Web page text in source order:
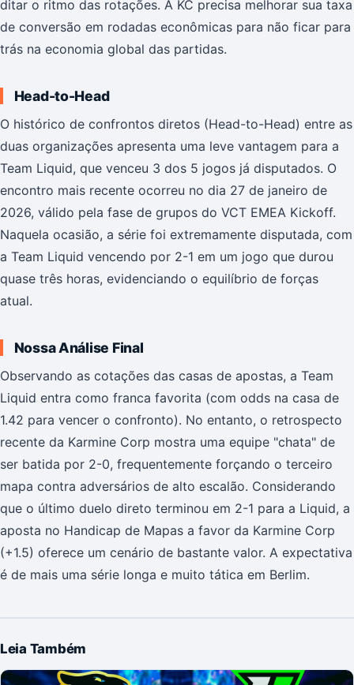
ditar o ritmo das rotações. A KC precisa melhorar sua taxa
de conversão em rodadas econômicas para não ficar para
trás na economia global das partidas.
Head-to-Head
O histórico de confrontos diretos (Head-to-Head) entre as
duas organizações apresenta uma leve vantagem para a
Team Liquid, que venceu 3 dos 5 jogos já disputados. O
encontro mais recente ocorreu no dia 27 de janeiro de
2026, válido pela fase de grupos do VCT EMEA Kickoff.
Naquela ocasião, a série foi extremamente disputada, com
a Team Liquid vencendo por 2-1 em um jogo que durou
quase três horas, evidenciando o equilíbrio de forças
atual.
Nossa Análise Final
Observando as cotações das casas de apostas, a Team
Liquid entra como franca favorita (com odds na casa de
1.42 para vencer o confronto). No entanto, o retrospecto
recente da Karmine Corp mostra uma equipe "chata" de
ser batida por 2-0, frequentemente forçando o terceiro
mapa contra adversários de alto escalão. Considerando
que o último duelo direto terminou em 2-1 para a Liquid, a
aposta no Handicap de Mapas a favor da Karmine Corp
(+1.5) oferece um cenário de bastante valor. A expectativa
é de mais uma série longa e muito tática em Berlim.
Leia Também